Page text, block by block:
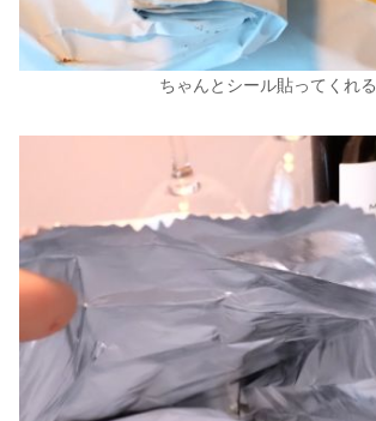
ちゃんとシール貼ってくれる